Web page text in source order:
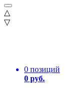
△
▽
0 позиций
0 руб.